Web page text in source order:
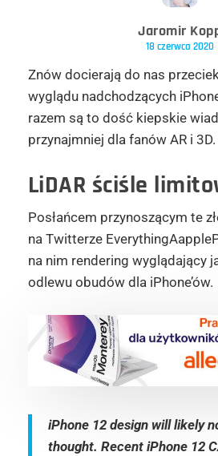
Jaromir
18 czerwca 2020
Znów docierają do nas
wyglądu nadchodzących
razem są to dość kiepskie
przynajmniej dla fanów AR i 3D.
LiDAR ściśle
Posłańcem przynoszącym te
na Twitterze
na nim rendering wyglądający
odlewu obudów dla iPhone’ów.
iPhone 12 design will likely
thought. Recent iPhone 12